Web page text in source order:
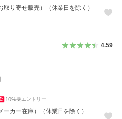
取り寄せ販売）（休業日を除く）
4.59
10%要エントリー
ーカー在庫）（休業日を除く）